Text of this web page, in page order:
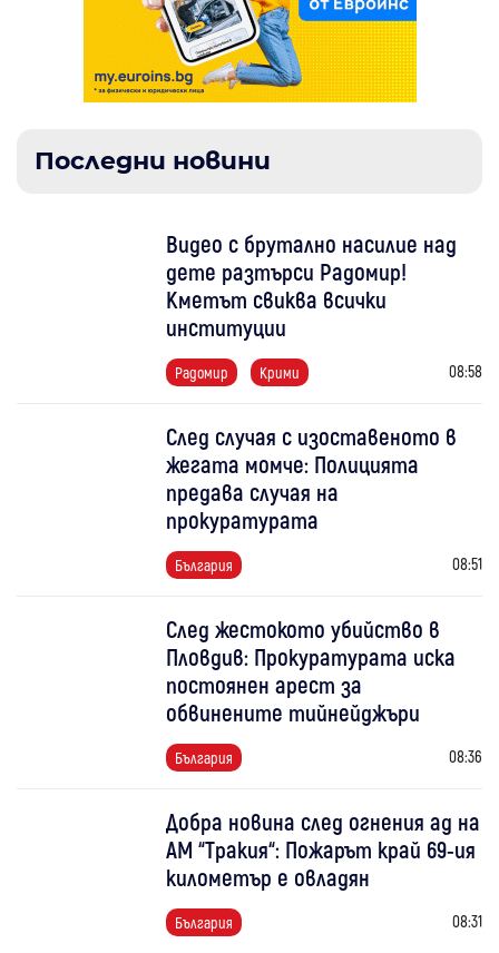
Последни новини
Видео с брутално насилие над
дете разтърси Радомир!
Кметът свиква всички
институции
Радомир Крими 08:58
След случая с изоставеното в
жегата момче: Полицията
предава случая на
прокуратурата
България 08:51
След жестокото убийство в
Пловдив: Прокуратурата иска
постоянен арест за
обвинените тийнейджъри
България 08:36
Добра новина след огнения ад на
АМ “Тракия“: Пожарът край 69-ия
километър е овладян
България 08:31